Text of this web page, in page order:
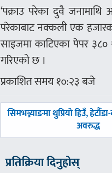
‘पक्राउ परेका दुवै
परेकाबाट नक्कली एक
साइजमा काटिएका पेपर
गरिएको छ ।
प्रकाशित समय १०:२३ बजे
पछिल्लाे
सिमभञ्ज्याङमा थुप्रियो हिउँ,
अवरुद्ध
प्रतिक्रिया दिनुहोस्